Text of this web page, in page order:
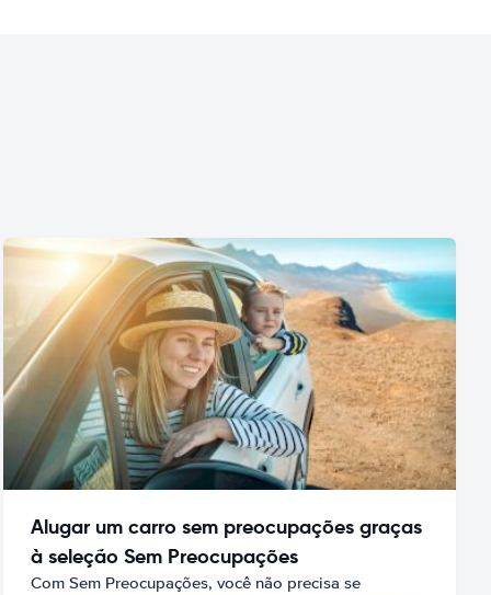
Alugar um carro sem preocupações graças
à seleção Sem Preocupações
Com Sem Preocupações, você não precisa se